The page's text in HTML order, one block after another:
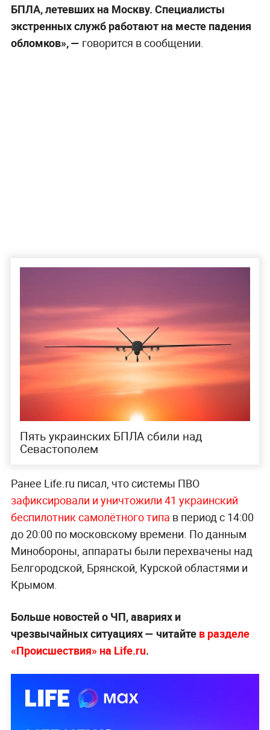
БПЛА, летевших на Москву. Специалисты
экстренных служб работают на месте падения
обломков», — говорится в сообщении.
Пять украинских БПЛА сбили над
Севастополем
Ранее Life.ru писал, что системы ПВО
зафиксировали и уничтожили 41 украинский
беспилотник самолётного типа в период с 14:00
до 20:00 по московскому времени. По данным
Минобороны, аппараты были перехвачены над
Белгородской, Брянской, Курской областями и
Крымом.
Больше новостей о ЧП, авариях и
чрезвычайных ситуациях — читайте в разделе
«Происшествия» на Life.ru.